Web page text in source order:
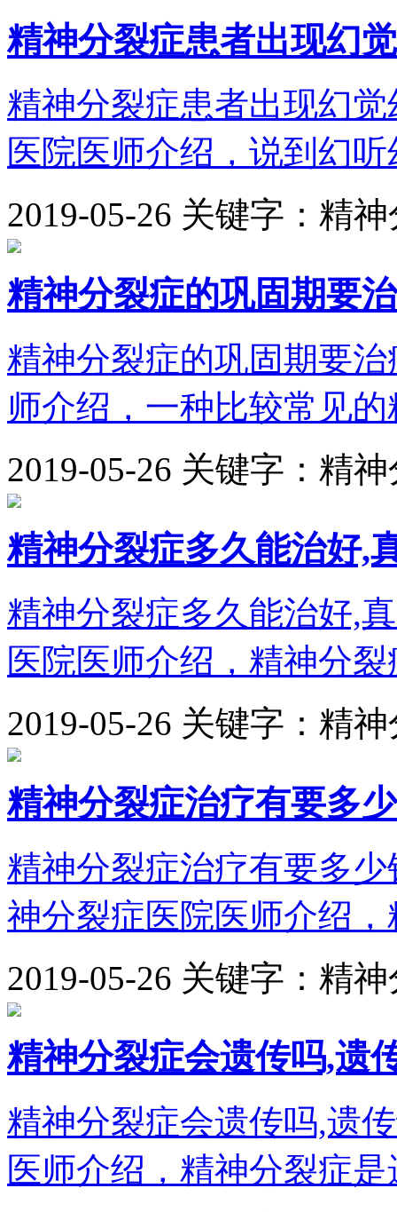
精神分裂症患者出现幻
精神分裂症患者出现幻
医院医师介绍，说到幻
2019-05-26 关键字：精
精神分裂症的巩固期要
精神分裂症的巩固期要
师介绍，一种比较常见
2019-05-26 关键字：精
精神分裂症多久能治好,
精神分裂症多久能治好,
医院医师介绍，精神分
2019-05-26 关键字：精
精神分裂症治疗有要多
精神分裂症治疗有要多
神分裂症医院医师介绍
2019-05-26 关键字：精
精神分裂症会遗传吗,遗
精神分裂症会遗传吗,遗
医师介绍，精神分裂症